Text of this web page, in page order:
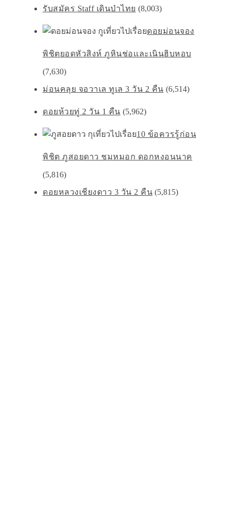
รับสมัคร Staff เดินป่าไทย (8,003)
ดอยม่อนจอง
พิชิตยอดหัวสิงห์ ภูหินช่อเเละเนินฮิบหอบ
(7,630)
ม่อนคลุย จอวาเล ทูเล 3 วัน 2 คืน (6,514)
ดอยห้วยทู่ 2 วัน 1 คืน (5,962)
10 ข้อควรรู้ก่อน
พิชิต ภูสอยดาว ชมหมอก ดอกหงอนนาค
(5,816)
ดอยหลวงเชียงดาว 3 วัน 2 คืน (5,815)